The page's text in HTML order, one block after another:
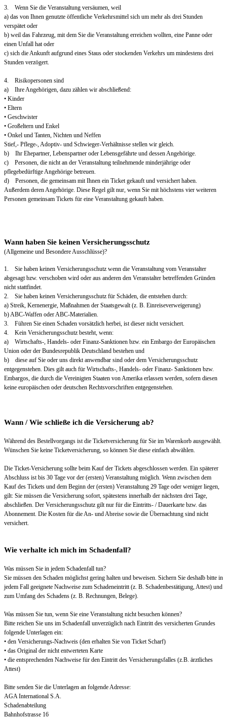
3. Wenn Sie die Veranstaltung versäumen, weil
a) das von Ihnen genutzte öffentliche Verkehrsmittel sich um mehr als drei Stunden
verspätet oder
b) weil das Fahrzeug, mit dem Sie die Veranstaltung erreichen wollten, eine Panne oder
einen Unfall hat oder
c) sich die Ankunft aufgrund eines Staus oder stockenden Verkehrs um mindestens drei
Stunden verzögert.
4. Risikopersonen sind
a) Ihre Angehörigen, dazu zählen wir abschließend:
• Kinder
• Eltern
• Geschwister
• Großeltern und Enkel
• Onkel und Tanten, Nichten und Neffen
Stief,- Pflege-, Adoptiv- und Schwieger-Verhältnisse stellen wir gleich.
b) Ihr Ehepartner, Lebenspartner oder Lebensgefährte und dessen Angehörige.
c) Personen, die nicht an der Veranstaltung teilnehmende minderjährige oder
pflegebedürftige Angehörige betreuen.
d) Personen, die gemeinsam mit Ihnen ein Ticket gekauft und versichert haben.
Außerdem deren Angehörige. Diese Regel gilt nur, wenn Sie mit höchstens vier weiteren
Personen gemeinsam Tickets für eine Veranstaltung gekauft haben.
Wann haben Sie keinen Versicherungsschutz
(Allgemeine und Besondere Ausschlüsse)?
1. Sie haben keinen Versicherungsschutz wenn die Veranstaltung vom Veranstalter
abgesagt bzw. verschoben wird oder aus anderen den Veranstalter betreffenden Gründen
nicht stattfindet.
2. Sie haben keinen Versicherungsschutz für Schäden, die entstehen durch:
a) Streik, Kernenergie, Maßnahmen der Staatsgewalt (z. B. Einreiseverweigerung)
b) ABC-Waffen oder ABC-Materialien.
3. Führen Sie einen Schaden vorsätzlich herbei, ist dieser nicht versichert.
4. Kein Versicherungsschutz besteht, wenn:
a) Wirtschafts-, Handels- oder Finanz-Sanktionen bzw. ein Embargo der Europäischen
Union oder der Bundesrepublik Deutschland bestehen und
b) diese auf Sie oder uns direkt anwendbar sind oder dem Versicherungsschutz
entgegenstehen. Dies gilt auch für Wirtschafts-, Handels- oder Finanz- Sanktionen bzw.
Embargos, die durch die Vereinigten Staaten von Amerika erlassen werden, sofern diesen
keine europäischen oder deutschen Rechtsvorschriften entgegenstehen.
Wann / Wie schließe ich die Versicherung ab?
Während des Bestellvorgangs ist die Ticketversicherung für Sie im Warenkorb ausgewählt.
Wünschen Sie keine Ticketversicherung, so können Sie diese einfach abwählen.
Die Ticket-Versicherung sollte beim Kauf der Tickets abgeschlossen werden. Ein späterer
Abschluss ist bis 30 Tage vor der (ersten) Veranstaltung möglich. Wenn zwischen dem
Kauf des Tickets und dem Beginn der (ersten) Veranstaltung 29 Tage oder weniger liegen,
gilt: Sie müssen die Versicherung sofort, spätestens innerhalb der nächsten drei Tage,
abschließen. Der Versicherungsschutz gilt nur für die Eintritts- / Dauerkarte bzw. das
Abonnement. Die Kosten für die An- und Abreise sowie die Übernachtung sind nicht
versichert.
Wie verhalte ich mich im Schadenfall?
Was müssen Sie in jedem Schadenfall tun?
Sie müssen den Schaden möglichst gering halten und beweisen. Sichern Sie deshalb bitte in
jedem Fall geeignete Nachweise zum Schadeneintritt (z. B. Schadenbestätigung, Attest) und
zum Umfang des Schadens (z. B. Rechnungen, Belege).
Was müssen Sie tun, wenn Sie eine Veranstaltung nicht besuchen können?
Bitte reichen Sie uns im Schadenfall unverzüglich nach Eintritt des versicherten Grundes
folgende Unterlagen ein:
• den Versicherungs-Nachweis (den erhalten Sie von Ticket Scharf)
• das Original der nicht entwerteten Karte
• die entsprechenden Nachweise für den Eintritt des Versicherungsfalles (z.B. ärztliches
Attest)
Bitte senden Sie die Unterlagen an folgende Adresse:
AGA International S.A.
Schadenabteilung
Bahnhofstrasse 16